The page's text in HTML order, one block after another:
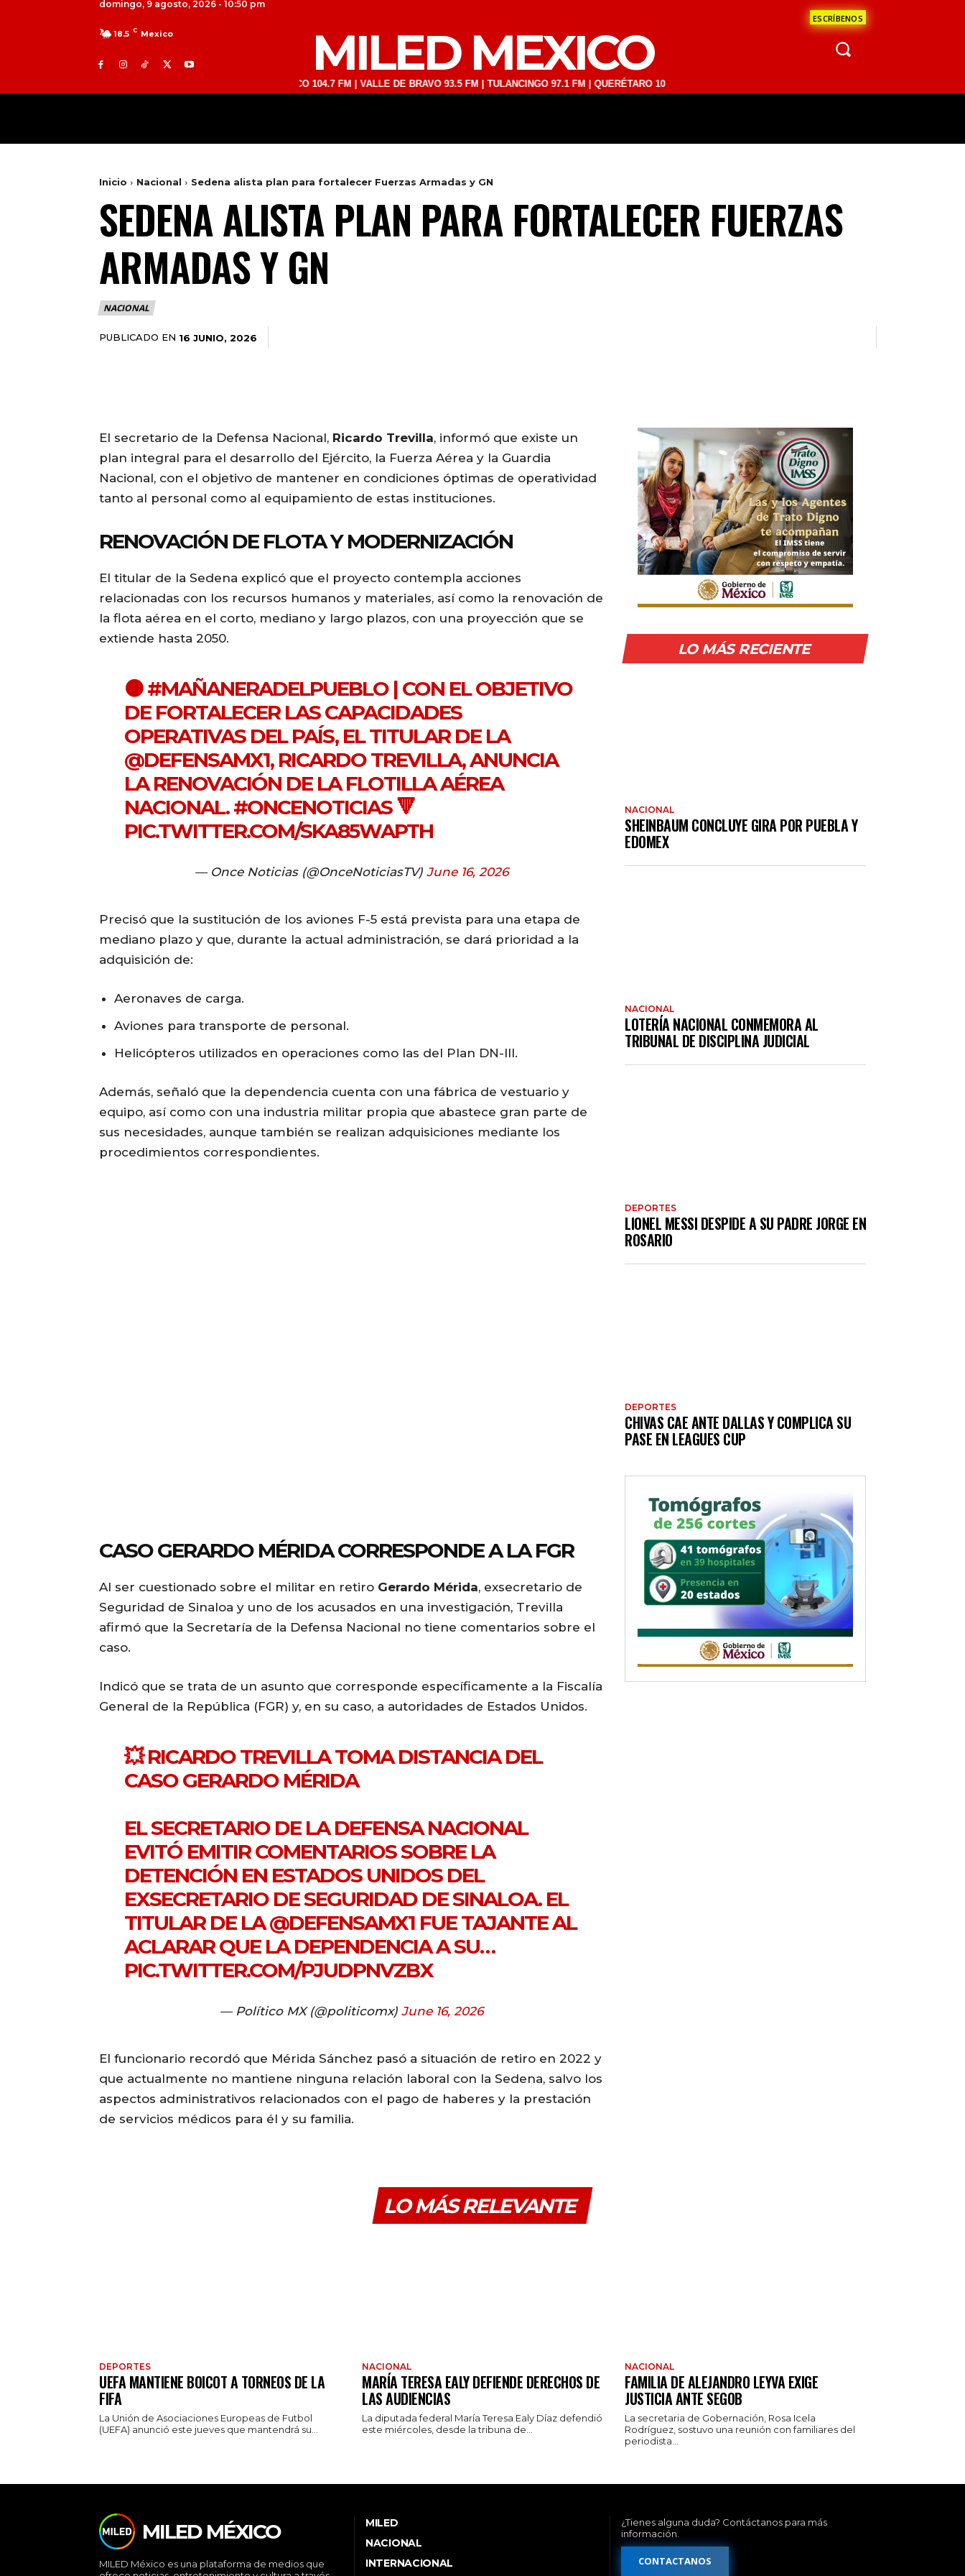
domingo, 9 agosto, 2026 - 10:50 pm
ESCRÍBENOS
18.5 C Mexico MILED MEXICO
TOLUCA 98.9 FM | ATLACOMULCO 104.7 FM | VALLE DE BRAVO 93.5 FM | TULANCINGO 97.1 FM | QUERÉTARO 103.1 FM | SAN JUAN DEL RÍO 93.1 FM | GUADALAJARA 1510 AM | LA
Inicio Nacional Sedena alista plan para fortalecer Fuerzas Armadas y GN
SEDENA ALISTA PLAN PARA FORTALECER FUERZAS
ARMADAS Y GN
NACIONAL
PUBLICADO EN 16 JUNIO, 2026
El secretario de la Defensa Nacional, Ricardo Trevilla, informó que existe un
plan integral para el desarrollo del Ejército, la Fuerza Aérea y la Guardia
Nacional, con el objetivo de mantener en condiciones óptimas de operatividad
tanto al personal como al equipamiento de estas instituciones.
RENOVACIÓN DE FLOTA Y MODERNIZACIÓN
El titular de la Sedena explicó que el proyecto contempla acciones
relacionadas con los recursos humanos y materiales, así como la renovación de
la flota aérea en el corto, mediano y largo plazos, con una proyección que se
extiende hasta 2050.
🟤#MAÑANERADELPUEBLO| CON EL OBJETIVO
DE FORTALECER LAS CAPACIDADES
OPERATIVAS DEL PAÍS, EL TITULAR DE LA
@DEFENSAMX1, RICARDO TREVILLA, ANUNCIA
LA RENOVACIÓN DE LA FLOTILLA AÉREA
NACIONAL.#ONCENOTICIAS🔻
PIC.TWITTER.COM/SKA85WAPTH
— Once Noticias (@OnceNoticiasTV) June 16, 2026
Precisó que la sustitución de los aviones F-5 está prevista para una etapa de
mediano plazo y que, durante la actual administración, se dará prioridad a la
adquisición de:
Aeronaves de carga.
Aviones para transporte de personal.
Helicópteros utilizados en operaciones como las del Plan DN-III.
Además, señaló que la dependencia cuenta con una fábrica de vestuario y
equipo, así como con una industria militar propia que abastece gran parte de
sus necesidades, aunque también se realizan adquisiciones mediante los
procedimientos correspondientes.
CASO GERARDO MÉRIDA CORRESPONDE A LA FGR
Al ser cuestionado sobre el militar en retiro Gerardo Mérida, exsecretario de
Seguridad de Sinaloa y uno de los acusados en una investigación, Trevilla
afirmó que la Secretaría de la Defensa Nacional no tiene comentarios sobre el
caso.
Indicó que se trata de un asunto que corresponde específicamente a la Fiscalía
General de la República (FGR) y, en su caso, a autoridades de Estados Unidos.
💥 RICARDO TREVILLA TOMA DISTANCIA DEL
CASO GERARDO MÉRIDA
EL SECRETARIO DE LA DEFENSA NACIONAL
EVITÓ EMITIR COMENTARIOS SOBRE LA
DETENCIÓN EN ESTADOS UNIDOS DEL
EXSECRETARIO DE SEGURIDAD DE SINALOA. EL
TITULAR DE LA@DEFENSAMX1 FUE TAJANTE AL
ACLARAR QUE LA DEPENDENCIA A SU…
PIC.TWITTER.COM/PJUDPNVZBX
— Político MX (@politicomx) June 16, 2026
El funcionario recordó que Mérida Sánchez pasó a situación de retiro en 2022 y
que actualmente no mantiene ninguna relación laboral con la Sedena, salvo los
aspectos administrativos relacionados con el pago de haberes y la prestación
de servicios médicos para él y su familia.
LO MÁS RECIENTE
NACIONAL
SHEINBAUM CONCLUYE GIRA POR PUEBLA Y
EDOMEX
NACIONAL
LOTERÍA NACIONAL CONMEMORA AL
TRIBUNAL DE DISCIPLINA JUDICIAL
DEPORTES
LIONEL MESSI DESPIDE A SU PADRE JORGE EN
ROSARIO
DEPORTES
CHIVAS CAE ANTE DALLAS Y COMPLICA SU
PASE EN LEAGUES CUP
LO MÁS RELEVANTE
DEPORTES
UEFA MANTIENE BOICOT A TORNEOS DE LA
FIFA
La Unión de Asociaciones Europeas de Futbol
(UEFA) anunció este jueves que mantendrá su...
NACIONAL
MARÍA TERESA EALY DEFIENDE DERECHOS DE
LAS AUDIENCIAS
La diputada federal María Teresa Ealy Díaz defendió
este miércoles, desde la tribuna de...
NACIONAL
FAMILIA DE ALEJANDRO LEYVA EXIGE
JUSTICIA ANTE SEGOB
La secretaria de Gobernación, Rosa Icela
Rodríguez, sostuvo una reunión con familiares del
periodista...
MILED MÉXICO
MILED México es una plataforma de medios que
MILED
NACIONAL
INTERNACIONAL
¿Tienes alguna duda? Contáctanos para más
información.
CONTACTANOS